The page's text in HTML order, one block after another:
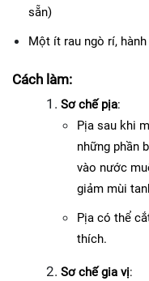
sẵn)
Một ít rau ngò rí,
Cách làm:
Sơ chế pịa:
Pịa sau khi
những phần
vào nước
giảm mùi
Pịa có thể
thích.
Sơ chế gia vị: